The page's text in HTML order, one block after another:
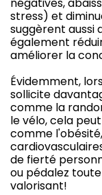
négatives,
stress) et
suggèrent aussi
également
améliorer la
Évidemment,
sollicite
comme la
le vélo, cela
comme
de fierté
ou pédalez
valorisant!